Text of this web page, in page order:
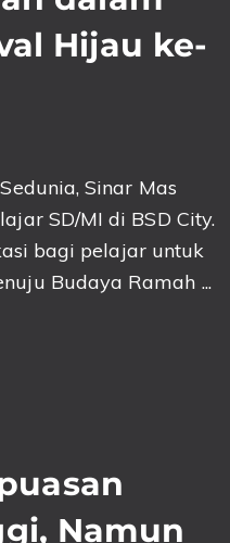
Hijau ke-
Sinar Mas
SD/MI di BSD City.
bagi pelajar untuk
Budaya Ramah ...
Namun